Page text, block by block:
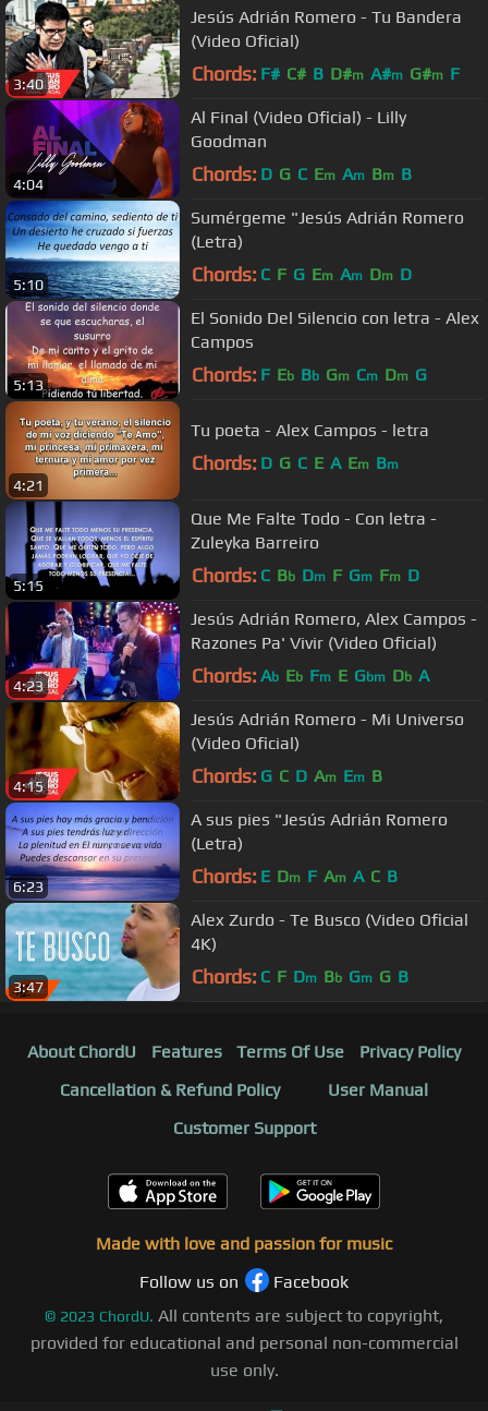
3:40
Jesús Adrián Romero - Tu Bandera
(Video Oficial)
Chords: F# C# B D#m A#m G#m F
4:04
Al Final (Video Oficial) - Lilly
Goodman
Chords: D G C Em Am Bm B
5:10
Sumérgeme "Jesús Adrián Romero
(Letra)
Chords: C F G Em Am Dm D
5:13
El Sonido Del Silencio con letra - Alex
Campos
Chords: F Eb Bb Gm Cm Dm G
4:21
Tu poeta - Alex Campos - letra
Chords: D G C E A Em Bm
5:15
Que Me Falte Todo - Con letra -
Zuleyka Barreiro
Chords: C Bb Dm F Gm Fm D
4:23
Jesús Adrián Romero, Alex Campos -
Razones Pa' Vivir (Video Oficial)
Chords: Ab Eb Fm E Gbm Db A
4:15
Jesús Adrián Romero - Mi Universo
(Video Oficial)
Chords: G C D Am Em B
6:23
A sus pies "Jesús Adrián Romero
(Letra)
Chords: E Dm F Am A C B
3:47
Alex Zurdo - Te Busco (Video Oficial
4K)
Chords: C F Dm Bb Gm G B
About ChordU Features Terms Of Use
Privacy Policy
Cancellation & Refund Policy
User Manual
Customer Support
Made with love and passion for music
Follow us on
Facebook
© 2023 ChordU. All contents are subject to copyright,
provided for educational and personal non-commercial
use only.